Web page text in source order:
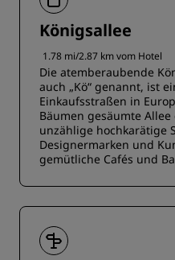
Königsallee
1.78 mi/2.87 km vom Hotel
Die atemberaubende
auch „Kö“ genannt, ist
Einkaufsstraßen in
Bäumen gesäumte
unzählige hochkarätige
Designermarken und
gemütliche Cafés und